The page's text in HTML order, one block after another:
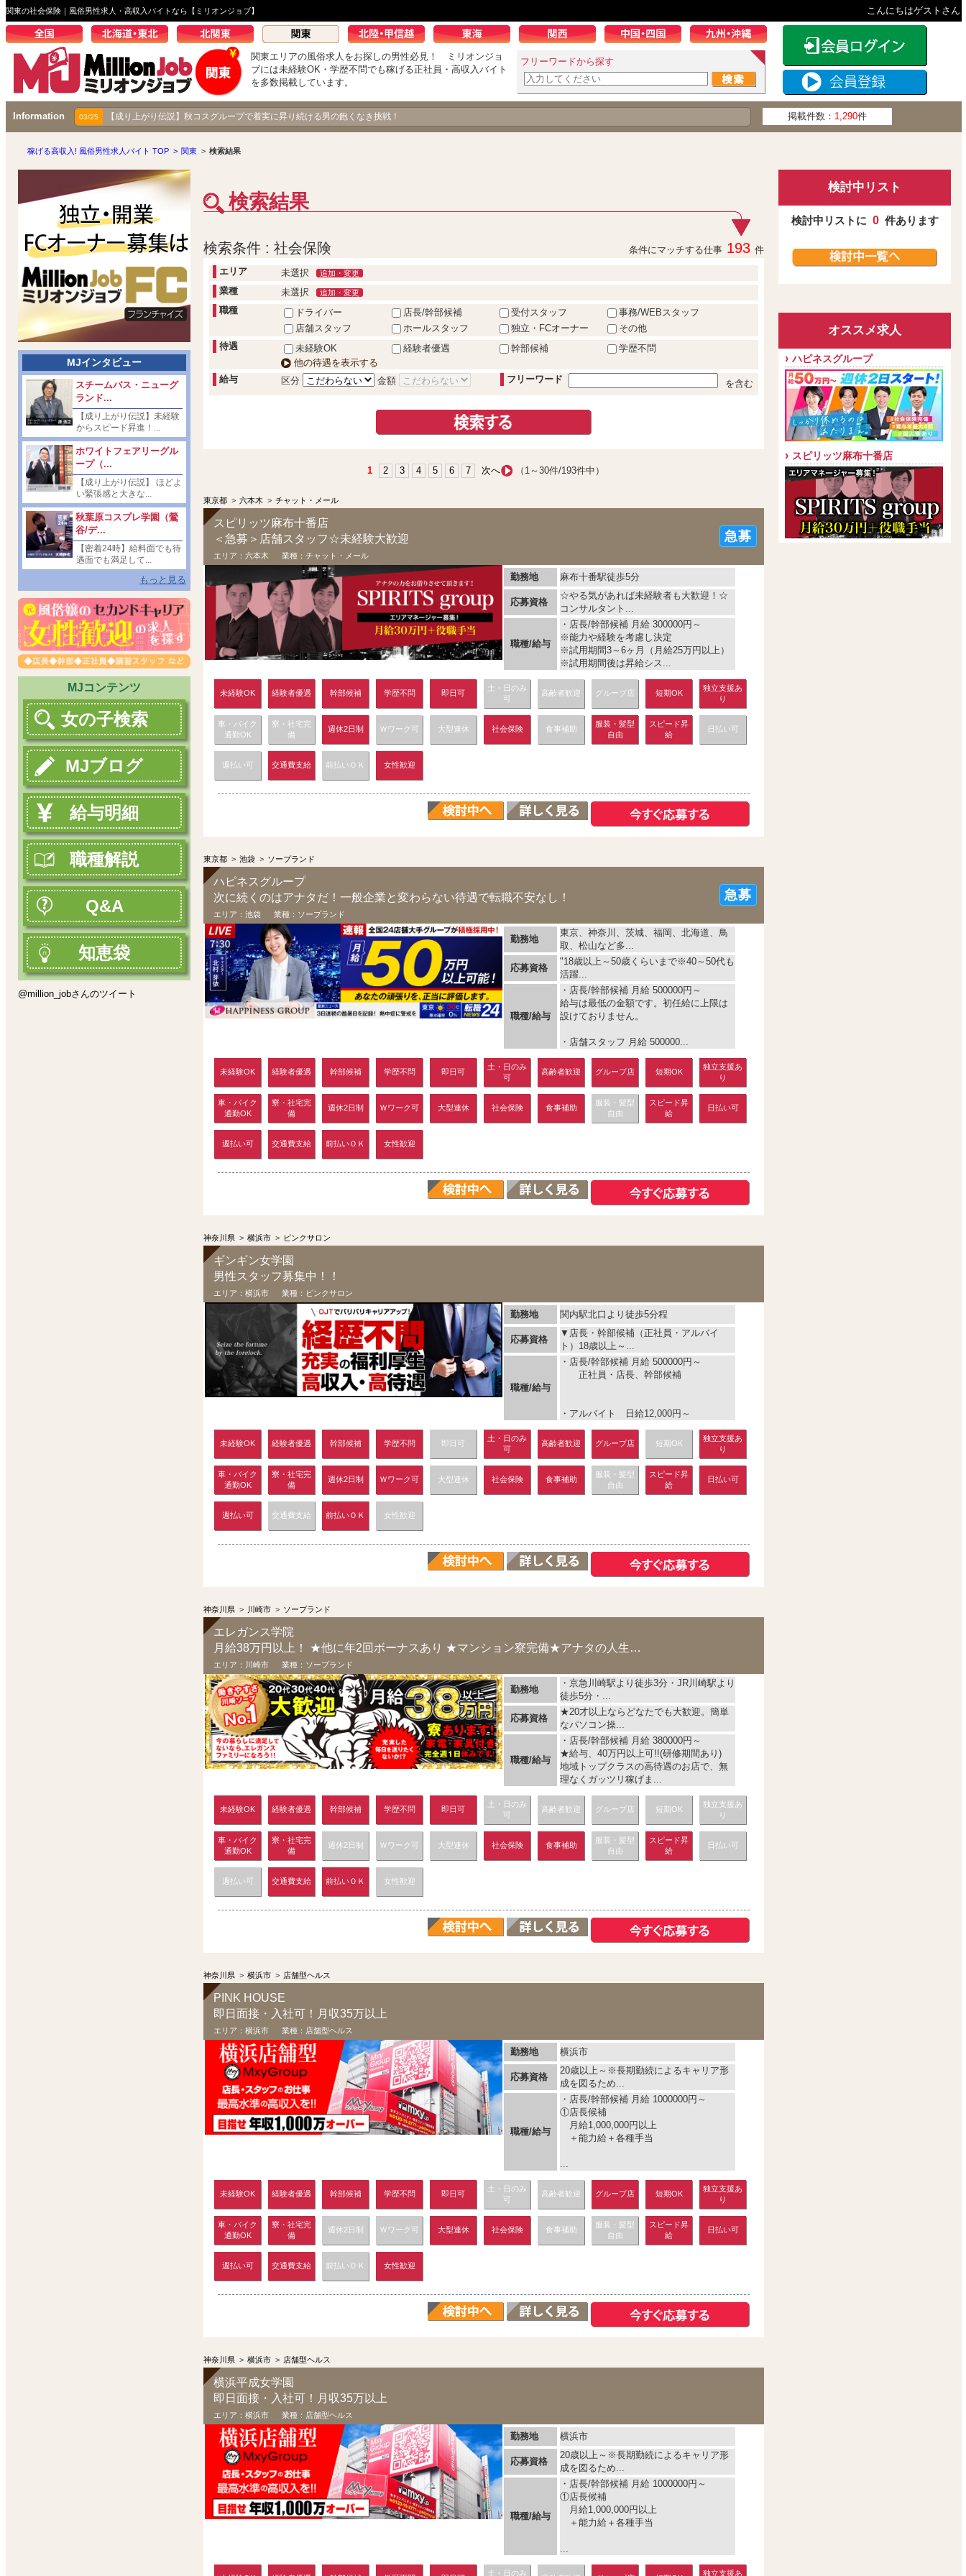
関東の社会保険｜風俗男性求人・高収入バイトなら【ミリオンジョブ】 こんにちはゲストさん
関東エリアの風俗求人をお探しの男性必見！ ミリオンジョ
ブには未経験OK・学歴不問でも稼げる正社員・高収入バイト
を多数掲載しています。
フリーワードから探す
Information 03/25 【成り上がり伝説】秋コスグループで着実に昇り続ける男の飽くなき挑戦！ 掲載件数： 1,290件
稼げる高収入! 風俗男性求人バイト TOP > 関東 > 検索結果
検索結果
検索条件 : 社会保険 条件にマッチする仕事 193 件
エリア
未選択 追加・変更
業種 未選択 追加・変更
職種 ドライバー 店長/幹部候補 受付スタッフ
事務/WEBスタッフ
店舗スタッフ
ホールスタッフ 独立・FCオーナー
その他
待遇
未経験OK 経験者優遇 幹部候補
学歴不問
他の待遇を表示する
給与
区分 金額 フリーワード を含む
1 2 3 4 5 6 7 次へ （1～30件/193件中）
東京都 > 六本木 > チャット・メール
スピリッツ麻布十番店
＜急募＞店舗スタッフ☆未経験大歓迎
エリア： 六本木 業種： チャット・メール
急募
勤務地 麻布十番駅徒歩5分
応募資格
☆やる気があれば未経験者も大歓迎！☆
コンサルタント...
職種/給与
・店長/幹部候補 月給 300000円～
※能力や経験を考慮し決定
※試用期間3～6ヶ月（月給25万円以上）
※試用期間後は昇給シス...
未経験OK 経験者優遇 幹部候補 学歴不問 即日可
土・日のみ
可
高齢者歓迎 グループ店 短期OK
独立支援あ
り
車・バイク
通勤OK
寮・社宅完
備
週休2日制 Ｗワーク可 大型連休 社会保険 食事補助
服装・髪型
自由
スピード昇
給
日払い可
週払い可 交通費支給 前払いＯＫ 女性歓迎
東京都 > 池袋 > ソープランド
ハピネスグループ
次に続くのはアナタだ！一般企業と変わらない待遇で転職不安なし！
エリア： 池袋 業種： ソープランド
急募
勤務地
東京、神奈川、茨城、福岡、北海道、鳥
取、松山など多...
応募資格
"18歳以上～50歳くらいまで※40～50代も
活躍...
職種/給与
・店長/幹部候補 月給 500000円～
給与は最低の金額です。初任給に上限は
設けておりません。
・店舗スタッフ 月給 500000...
未経験OK 経験者優遇 幹部候補 学歴不問 即日可
土・日のみ
可
高齢者歓迎 グループ店 短期OK
独立支援あ
り
車・バイク
通勤OK
寮・社宅完
備
週休2日制 Ｗワーク可 大型連休 社会保険 食事補助
服装・髪型
自由
スピード昇
給
日払い可
週払い可 交通費支給 前払いＯＫ 女性歓迎
神奈川県 > 横浜市 > ピンクサロン
ギンギン女学園
男性スタッフ募集中！！
エリア： 横浜市 業種： ピンクサロン
勤務地 関内駅北口より徒歩5分程
応募資格
▼店長・幹部候補（正社員・アルバイ
ト）18歳以上～...
職種/給与
・店長/幹部候補 月給 500000円～
正社員・店長、幹部候補
・アルバイト 日給12,000円～
未経験OK 経験者優遇 幹部候補 学歴不問 即日可
土・日のみ
可
高齢者歓迎 グループ店 短期OK
独立支援あ
り
車・バイク
通勤OK
寮・社宅完
備
週休2日制 Ｗワーク可 大型連休 社会保険 食事補助
服装・髪型
自由
スピード昇
給
日払い可
週払い可 交通費支給 前払いＯＫ 女性歓迎
神奈川県 > 川崎市 > ソープランド
エレガンス学院
月給38万円以上！ ★他に年2回ボーナスあり ★マンション寮完備★アナタの人生を変える...
エリア： 川崎市 業種： ソープランド
勤務地
・京急川崎駅より徒歩3分・JR川崎駅より
徒歩5分・...
応募資格
★20才以上ならどなたでも大歓迎。簡単
なパソコン操...
職種/給与
・店長/幹部候補 月給 380000円～
★給与、40万円以上可!!(研修期間あり)
地域トップクラスの高待遇のお店で、無
理なくガッツリ稼げま...
未経験OK 経験者優遇 幹部候補 学歴不問 即日可
土・日のみ
可
高齢者歓迎 グループ店 短期OK
独立支援あ
り
車・バイク
通勤OK
寮・社宅完
備
週休2日制 Ｗワーク可 大型連休 社会保険 食事補助
服装・髪型
自由
スピード昇
給
日払い可
週払い可 交通費支給 前払いＯＫ 女性歓迎
神奈川県 > 横浜市 > 店舗型ヘルス
PINK HOUSE
即日面接・入社可！月収35万以上
エリア： 横浜市 業種： 店舗型ヘルス
勤務地 横浜市
応募資格
20歳以上～※長期勤続によるキャリア形
成を図るため...
職種/給与
・店長/幹部候補 月給 1000000円～
①店長候補
月給1,000,000円以上
＋能力給＋各種手当
未経験OK 経験者優遇 幹部候補 学歴不問 即日可
土・日のみ
可
高齢者歓迎 グループ店 短期OK
独立支援あ
り
車・バイク
通勤OK
寮・社宅完
備
週休2日制 Ｗワーク可 大型連休 社会保険 食事補助
服装・髪型
自由
スピード昇
給
日払い可
週払い可 交通費支給 前払いＯＫ 女性歓迎
神奈川県 > 横浜市 > 店舗型ヘルス
横浜平成女学園
即日面接・入社可！月収35万以上
エリア： 横浜市 業種： 店舗型ヘルス
勤務地 横浜市
応募資格
20歳以上～※長期勤続によるキャリア形
成を図るため...
職種/給与
・店長/幹部候補 月給 1000000円～
①店長候補
月給1,000,000円以上
＋能力給＋各種手当
土・日のみ 独立支援あ
MJインタビュー
スチームバス・ニューグ
ランド...
【成り上がり伝説】未経験
からスピード昇進！...
ホワイトフェアリーグル
ープ（...
【成り上がり伝説】 ほどよ
い緊張感と大きな...
秋葉原コスプレ学園（鶯
谷/デ...
【密着24時】給料面でも待
遇面でも満足して...
もっと見る
MJコンテンツ
女の子検索
MJブログ
給与明細
職種解説
Q&A
知恵袋
@million_jobさんのツイート
検討中リスト
検討中リストに 0 件あります
オススメ求人
ハピネスグループ
スピリッツ麻布十番店